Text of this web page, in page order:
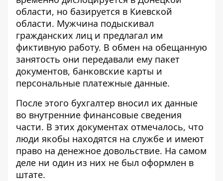
области, но базируется в Киевской
области. Мужчина подыскивал
гражданских лиц и предлагал им
фиктивную работу. В обмен на обещанную
занятость они передавали ему пакет
документов, банковские карты и
персональные платежные данные.
После этого бухгалтер вносил их данные
во внутренние финансовые сведения
части. В этих документах отмечалось, что
люди якобы находятся на службе и имеют
право на денежное довольствие. На самом
деле ни один из них не был оформлен в
штате.